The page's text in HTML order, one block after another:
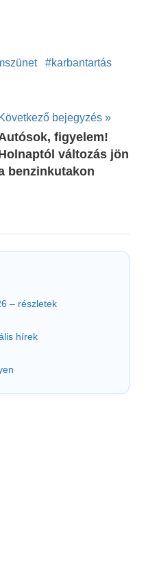
karbantartás
Következő bejegyzés
figyelem!
változás jön
benzinkutakon
– részletek
hírek